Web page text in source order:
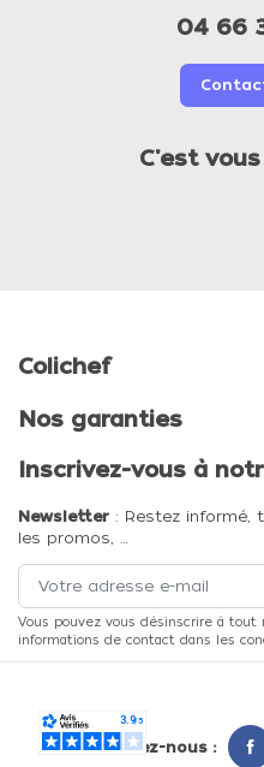
04 66
C'est
Colichef
Nos garanties
Inscrivez-vous à
Newsletter : Restez informé,
les promos, …
Vous pouvez vous désinscrire à tout
informations de contact dans les
Suivez-nous :